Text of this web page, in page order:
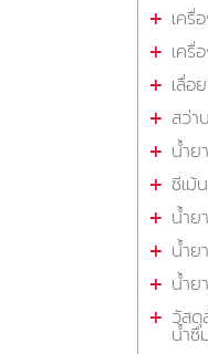
เครื่
เครื่
เลื่อ
สว่า
น้ำย
ซีเม้
น้ำย
น้ำย
น้ำย
วัสดุ
น้ำซึ